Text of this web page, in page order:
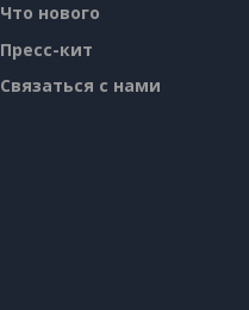
Что нового
Пресс-кит
Связаться с нами